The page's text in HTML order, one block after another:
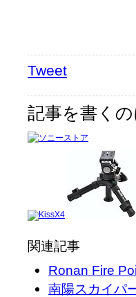
Tweet
記事を書く
関連記事
Ronan Fire
南陽スカイパ